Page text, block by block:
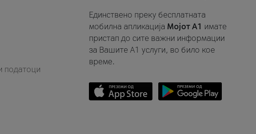
податоци
Единствено преку бесплатната
мобилна апликација Мојот A1 имате
пристап до сите важни информации
за Вашите A1 услуги, во било кое
време.